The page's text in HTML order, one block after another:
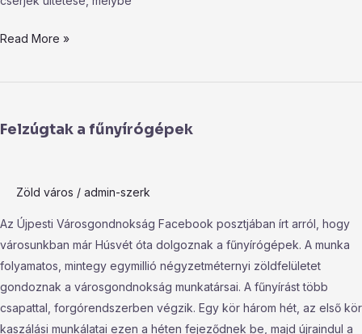
Read More »
Felzúgtak a fűnyírógépek
Zöld város / admin-szerk
Az Újpesti Városgondnokság Facebook posztjában írt arról, hogy
városunkban már Húsvét óta dolgoznak a fűnyírógépek. A munka
folyamatos, mintegy egymillió négyzetméternyi zöldfelületet
gondoznak a városgondnokság munkatársai. A fűnyírást több
csapattal, forgórendszerben végzik. Egy kör három hét, az első kör
kaszálási munkálatai ezen a héten fejeződnek be, majd újraindul a
fűnyírógépek